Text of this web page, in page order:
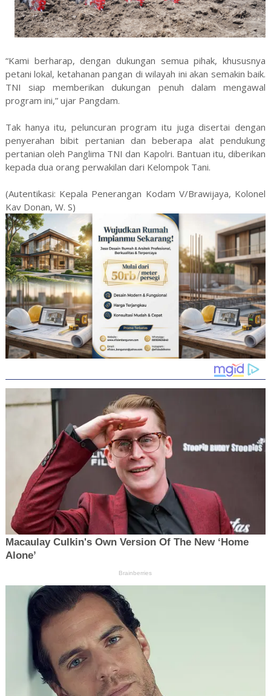
“Kami berharap, dengan dukungan semua pihak, khususnya
petani lokal, ketahanan pangan di wilayah ini akan semakin baik.
TNI siap memberikan dukungan penuh dalam mengawal
program ini,” ujar Pangdam.
Tak hanya itu, peluncuran program itu juga disertai dengan
penyerahan bibit pertanian dan beberapa alat pendukung
pertanian oleh Panglima TNI dan Kapolri. Bantuan itu, diberikan
kepada dua orang perwakilan dari Kelompok Tani.
(Autentikasi: Kepala Penerangan Kodam V/Brawijaya, Kolonel
Kav Donan, W. S)